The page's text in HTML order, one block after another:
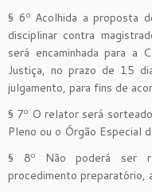
§ 6º Acolhida a proposta
disciplinar contra
será encaminhada para a
Justiça, no prazo de 15
julgamento, para fins de
§ 7º O relator será
Pleno ou o Órgão Especial
§ 8º Não poderá ser
procedimento preparatório,